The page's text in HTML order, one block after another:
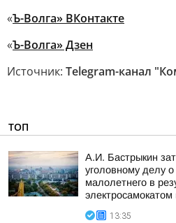
«Ъ-Волга» ВКонтакте
«Ъ-Волга» Дзен
Источник: Telegram-канал
ТОП
А.И. Бастрыкин
уголовному делу
малолетнего в
13:35